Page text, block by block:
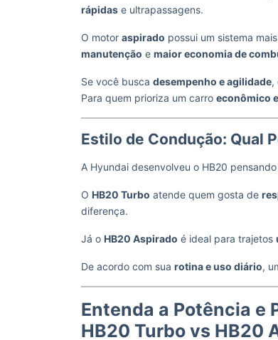
rápidas e ultrapassagens.
O motor aspirado possui um sistema mais
manutenção e maior economia de
Se você busca desempenho e agilidade,
Para quem prioriza um carro econômico
Estilo de Condução: Qual
A Hyundai desenvolveu o HB20 pensando
O HB20 Turbo atende quem gosta de
diferença.
Já o HB20 Aspirado é ideal para trajetos
De acordo com sua rotina e uso diário,
Entenda a Potência e
HB20 Turbo vs HB20